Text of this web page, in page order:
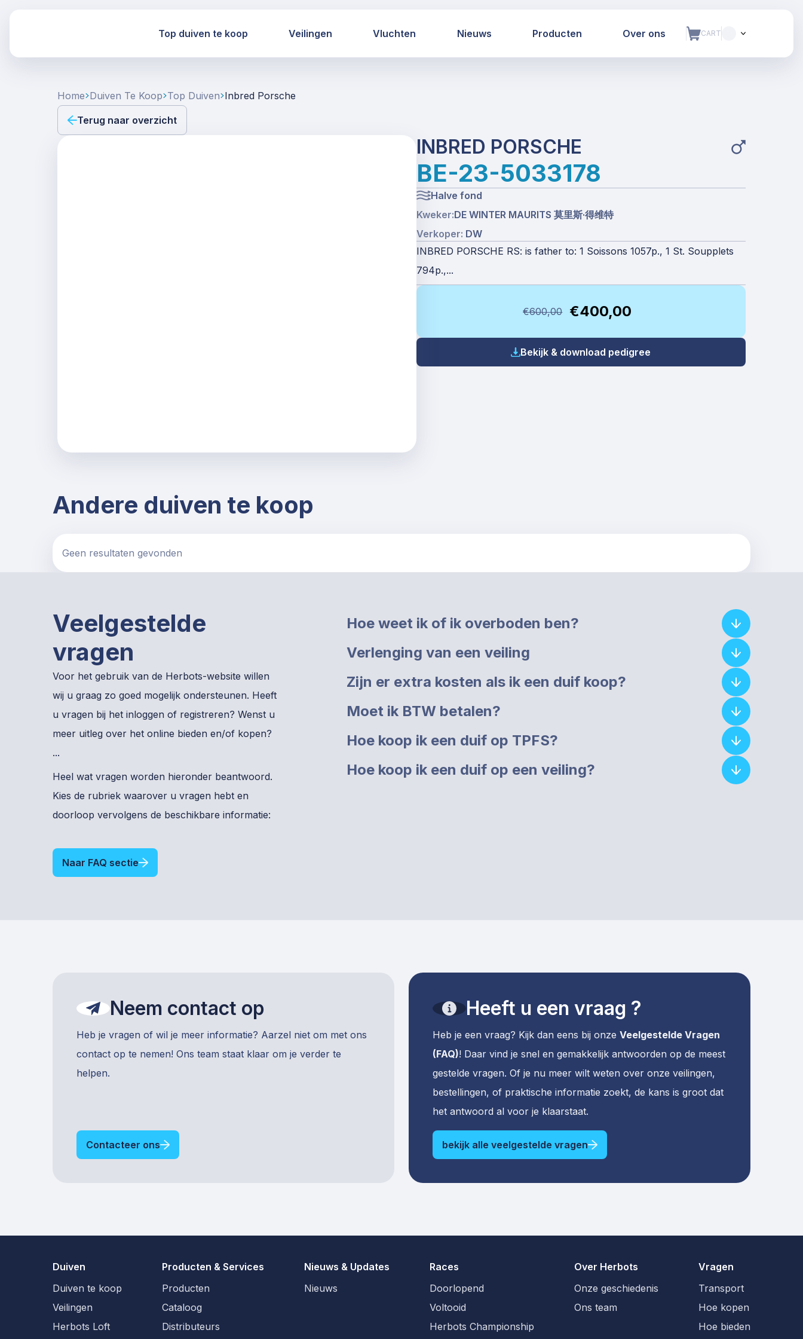
Top duiven te koop Veilingen Vluchten Nieuws Producten Over ons CART
Home Duiven Te Koop Top Duiven Inbred Porsche
Terug naar overzicht
INBRED PORSCHE
BE-23-5033178
Halve fond
Kweker:DE WINTER MAURITS 莫里斯·得维特
Verkoper: DW
INBRED PORSCHE RS: is father to: 1 Soissons 1057p., 1 St. Soupplets
794p.,...
€600,00 €400,00
Bekijk & download pedigree
Andere duiven te koop
Geen resultaten gevonden
Veelgestelde
vragen
Voor het gebruik van de Herbots-website willen
wij u graag zo goed mogelijk ondersteunen. Heeft
u vragen bij het inloggen of registreren? Wenst u
meer uitleg over het online bieden en/of kopen?
...
Heel wat vragen worden hieronder beantwoord.
Kies de rubriek waarover u vragen hebt en
doorloop vervolgens de beschikbare informatie:
Naar FAQ sectie
Hoe weet ik of ik overboden ben?
Verlenging van een veiling
Zijn er extra kosten als ik een duif koop?
Moet ik BTW betalen?
Hoe koop ik een duif op TPFS?
Hoe koop ik een duif op een veiling?
Neem contact op
Heb je vragen of wil je meer informatie? Aarzel niet om met ons
contact op te nemen! Ons team staat klaar om je verder te
helpen.
Contacteer ons
Heeft u een vraag ?
Heb je een vraag? Kijk dan eens bij onze Veelgestelde Vragen
(FAQ)! Daar vind je snel en gemakkelijk antwoorden op de meest
gestelde vragen. Of je nu meer wilt weten over onze veilingen,
bestellingen, of praktische informatie zoekt, de kans is groot dat
het antwoord al voor je klaarstaat.
bekijk alle veelgestelde vragen
Duiven
Duiven te koop
Veilingen
Herbots Loft
Producten & Services
Producten
Cataloog
Distributeurs
Nieuws & Updates
Nieuws
Races
Doorlopend
Voltooid
Herbots Championship
Over Herbots
Onze geschiedenis
Ons team
Vragen
Transport
Hoe kopen
Hoe bieden